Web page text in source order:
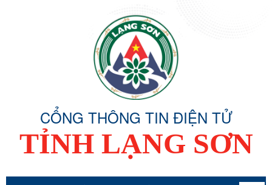
CỔNG THÔNG TIN ĐIỆN TỬ
TỈNH LẠNG SƠN